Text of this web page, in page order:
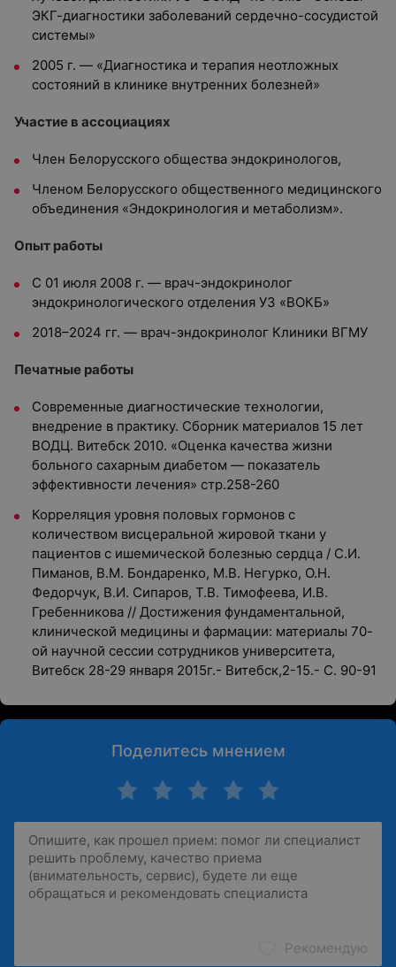
ЭКГ-диагностики заболеваний сердечно-сосудистой
системы»
2005 г. — «Диагностика и терапия неотложных
состояний в клинике внутренних болезней»
Участие в ассоциациях
Член Белорусского общества эндокринологов,
Членом Белорусского общественного медицинского
объединения «Эндокринология и метаболизм».
Опыт работы
С 01 июля 2008 г. — врач-эндокринолог
эндокринологического отделения УЗ «ВОКБ»
2018–2024 гг. — врач-эндокринолог Клиники ВГМУ
Печатные работы
Современные диагностические технологии,
внедрение в практику. Сборник материалов 15 лет
ВОДЦ. Витебск 2010. «Оценка качества жизни
больного сахарным диабетом — показатель
эффективности лечения» стр.258-260
Корреляция уровня половых гормонов с
количеством висцеральной жировой ткани у
пациентов с ишемической болезнью сердца / С.И.
Пиманов, В.М. Бондаренко, М.В. Негурко, О.Н.
Федорчук, В.И. Сипаров, Т.В. Тимофеева, И.В.
Гребенникова // Достижения фундаментальной,
клинической медицины и фармации: материалы 70-
ой научной сессии сотрудников университета,
Витебск 28-29 января 2015г.- Витебск,2-15.- С. 90-91
Поделитесь мнением
Рекомендую